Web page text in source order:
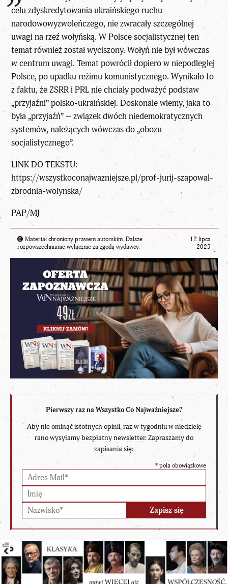
celu zdyskredytowania ukraińskiego ruchu
narodowowyzwoleńczego, nie zwracały szczególnej
uwagi na rzeź wołyńską. W Polsce socjalistycznej ten
temat również został wyciszony. Wołyń nie był wówczas
w centrum uwagi. Temat powrócił dopiero w niepodległej
Polsce, po upadku reżimu komunistycznego. Wynikało to
z faktu, że ZSRR i PRL nie chciały podważyć podstaw
„przyjaźni” polsko-ukraińskiej. Doskonale wiemy, jaka to
była „przyjaźń” – związek dwóch niedemokratycznych
systemów, należących wówczas do „obozu
socjalistycznego”.
LINK DO TEKSTU:
https://wszystkoconajwazniejsze.pl/prof-jurij-szapowal-
zbrodnia-wolynska/
PAP/MJ
Materiał chroniony prawem autorskim. Dalsze
rozpowszechnianie wyłącznie za zgodą wydawcy.
12 lipca
2025
Pierwszy raz na Wszystko Co Najważniejsze?
Aby nie ominąć istotnych opinii, raz w tygodniu w niedzielę
rano wysyłamy bezpłatny newsletter. Zapraszamy do
zapisania się:
* pola obowiązkowe